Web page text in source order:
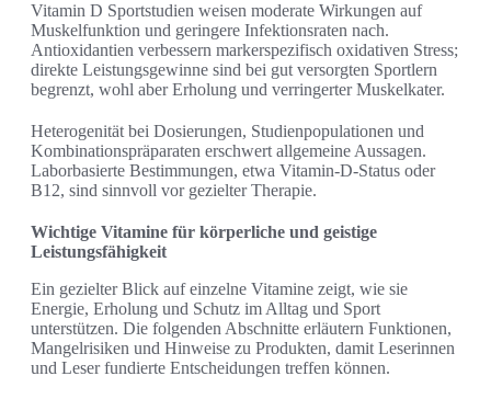
Vitamin D Sportstudien weisen moderate Wirkungen auf
Muskelfunktion und geringere Infektionsraten nach.
Antioxidantien verbessern markerspezifisch oxidativen Stress;
direkte Leistungsgewinne sind bei gut versorgten Sportlern
begrenzt, wohl aber Erholung und verringerter Muskelkater.
Heterogenität bei Dosierungen, Studienpopulationen und
Kombinationspräparaten erschwert allgemeine Aussagen.
Laborbasierte Bestimmungen, etwa Vitamin-D-Status oder
B12, sind sinnvoll vor gezielter Therapie.
Wichtige Vitamine für körperliche und geistige
Leistungsfähigkeit
Ein gezielter Blick auf einzelne Vitamine zeigt, wie sie
Energie, Erholung und Schutz im Alltag und Sport
unterstützen. Die folgenden Abschnitte erläutern Funktionen,
Mangelrisiken und Hinweise zu Produkten, damit Leserinnen
und Leser fundierte Entscheidungen treffen können.